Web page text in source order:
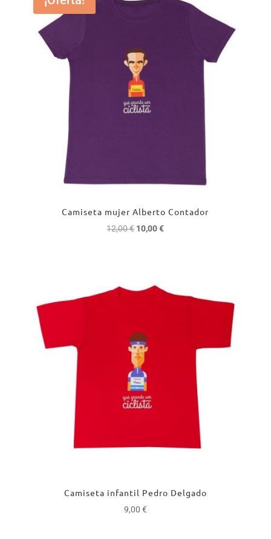
Camiseta mujer Alberto Contador
12,00€ El
12,00 €.
10,00€El
Camiseta infantil Pedro Delgado
9,00 €